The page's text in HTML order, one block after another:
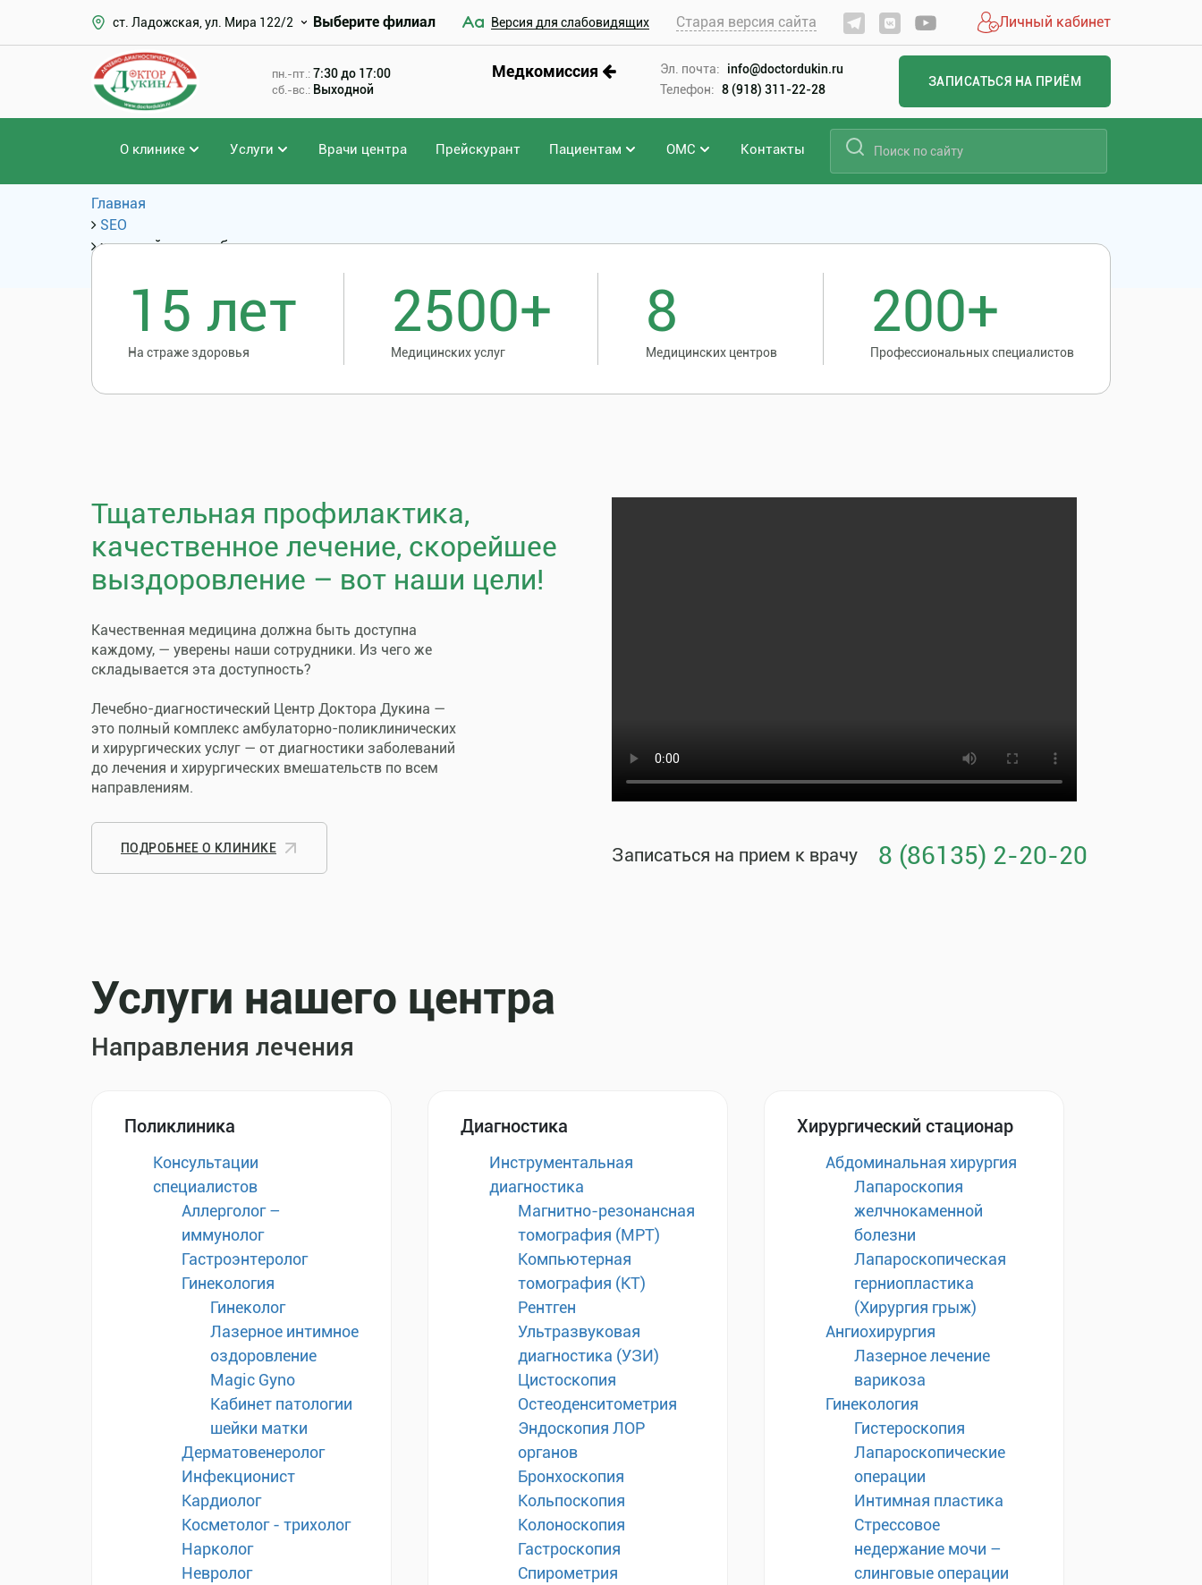
ст. Ладожская, ул. Мира 122/2 Выберите филиал Версия для слабовидящих Старая версия сайта Личный кабинет
пн.-пт.: 7:30 до 17:00
сб.-вс.: Выходной
Медкомиссия Эл. почта:
info@doctordukin.ru
Телефон: 8 (918) 311-22-28
ЗАПИСАТЬСЯ НА ПРИЁМ
О клинике Услуги Врачи центра Прейскурант Пациентам ОМС Контакты
Главная
SEO
желчный пузырь без операции
15 лет
На страже здоровья
2500+
Медицинских услуг
8
Медицинских центров
200+
Профессиональных специалистов
Тщательная профилактика,
качественное лечение, скорейшее
выздоровление – вот наши цели!
Качественная медицина должна быть доступна
каждому, — уверены наши сотрудники. Из чего же
складывается эта доступность?
Лечебно-диагностический Центр Доктора Дукина —
это полный комплекс амбулаторно-поликлинических
и хирургических услуг — от диагностики заболеваний
до лечения и хирургических вмешательств по всем
направлениям.
ПОДРОБНЕЕ О КЛИНИКЕ Записаться на прием к врачу 8 (86135) 2-20-20
Услуги нашего центра
Направления лечения
Поликлиника
Консультации
специалистов
Аллерголог –
иммунолог
Гастроэнтеролог
Гинекология
Гинеколог
Лазерное интимное
оздоровление
Magic Gyno
Кабинет патологии
шейки матки
Дерматовенеролог
Инфекционист
Кардиолог
Косметолог - трихолог
Нарколог
Невролог
Диагностика
Инструментальная
диагностика
Магнитно-резонансная
томография (МРТ)
Компьютерная
томография (КТ)
Рентген
Ультразвуковая
диагностика (УЗИ)
Цистоскопия
Остеоденситометрия
Эндоскопия ЛОР
органов
Бронхоскопия
Кольпоскопия
Колоноскопия
Гастроскопия
Спирометрия
Хирургический стационар
Абдоминальная хирургия
Лапароскопия
желчнокаменной
болезни
Лапароскопическая
герниопластика
(Хирургия грыж)
Ангиохирургия
Лазерное лечение
варикоза
Гинекология
Гистероскопия
Лапароскопические
операции
Интимная пластика
Стрессовое
недержание мочи –
слинговые операции